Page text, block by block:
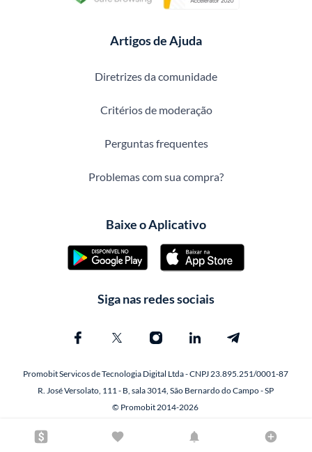
Artigos de Ajuda
Diretrizes da comunidade
Critérios de moderação
Perguntas frequentes
Problemas com sua compra?
Baixe o Aplicativo
Siga nas redes sociais
Promobit Servicos de Tecnologia Digital Ltda - CNPJ 23.895.251/0001-87
R. José Versolato, 111 - B, sala 3014, São Bernardo do Campo - SP
© Promobit 2014-2026